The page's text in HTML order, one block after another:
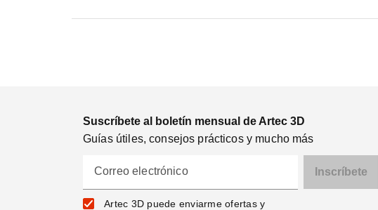
Decimación de escaneos
NUEVO: Soporte para los tres ejes del Micro II
Suscríbete al boletín mensual de Artec 3D
Guías útiles, consejos prácticos y mucho más
Correo electrónico
Artec 3D puede enviarme ofertas y